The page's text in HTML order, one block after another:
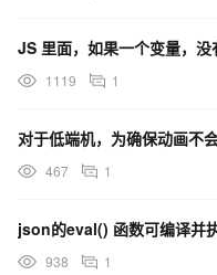
1119 1
467 1
json的eval() 函数可编译并
938 1